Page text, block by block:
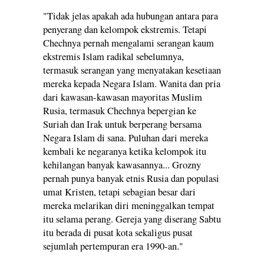
"Tidak jelas apakah ada hubungan antara para
penyerang dan kelompok ekstremis. Tetapi
Chechnya pernah mengalami serangan kaum
ekstremis Islam radikal sebelumnya,
termasuk serangan yang menyatakan kesetiaan
mereka kepada Negara Islam. Wanita dan pria
dari kawasan-kawasan mayoritas Muslim
Rusia, termasuk Chechnya bepergian ke
Suriah dan Irak untuk berperang bersama
Negara Islam di sana. Puluhan dari mereka
kembali ke negaranya ketika kelompok itu
kehilangan banyak kawasannya... Grozny
pernah punya banyak etnis Rusia dan populasi
umat Kristen, tetapi sebagian besar dari
mereka melarikan diri meninggalkan tempat
itu selama perang. Gereja yang diserang Sabtu
itu berada di pusat kota sekaligus pusat
sejumlah pertempuran era 1990-an."